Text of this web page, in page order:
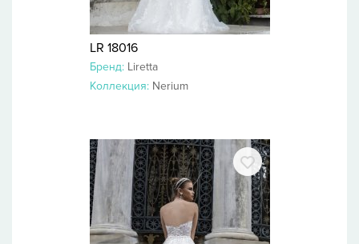
LR 18016
Бренд: Liretta
Коллекция: Nerium